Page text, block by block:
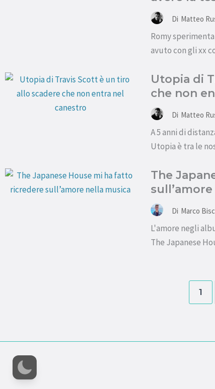
Di Matteo
Romy
avuto con gli xx
Utopia di
che non
Di Matteo
A 5 anni di
Utopia è tra le
The
Di Marco
L'amore negli
The Japanese
1